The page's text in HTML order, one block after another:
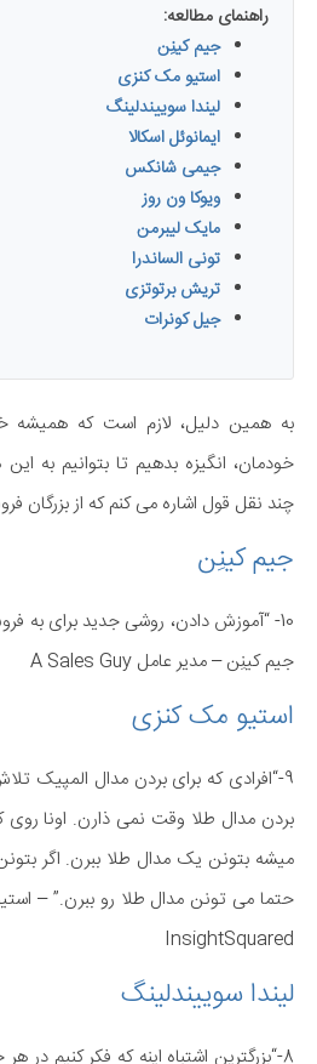
راهنمای مطالعه:
جیم کینِن
استیو مک کنزی
لیندا سوییندلینگ
ایمانوئل اسکالا
جیمی شانکس
ویوکا ون روز
مایک لیبرمن
تونی الساندرا
تریش برتوتزی
جیل کونرات
به همین دلیل، لازم است که همیشه
خودمان، انگیزه بدهیم تا بتوانیم به
چند نقل قول اشاره می کنم که از بزرگان
جیم کینِن
10- “آموزش دادن، روشی جدید برای به
جیم کینِن – مدیر عامل A Sales Guy
استیو مک کنزی
9-“افرادی که برای بردن مدال المپیک
بردن مدال طلا وقت نمی ذارن. اونا روی
میشه بتونن یک مدال طلا ببرن. اگر
حتما می تونن مدال طلا رو ببرن.” –
InsightSquared
لیندا سوییندلینگ
8-“بزرگترین اشتباه اینه که فکر کنیم